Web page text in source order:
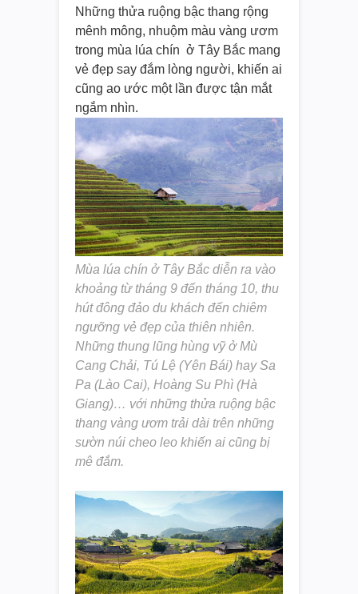
Những thửa ruộng bậc thang rộng
mênh mông, nhuộm màu vàng ươm
trong mùa lúa chín ở Tây Bắc mang
vẻ đẹp say đắm lòng người, khiến ai
cũng ao ước một lần được tận mắt
ngắm nhìn.
Mùa lúa chín ở Tây Bắc diễn ra vào
khoảng từ tháng 9 đến tháng 10, thu
hút đông đảo du khách đến chiêm
ngưỡng vẻ đẹp của thiên nhiên.
Những thung lũng hùng vỹ ở Mù
Cang Chải, Tú Lệ (Yên Bái) hay Sa
Pa (Lào Cai), Hoàng Su Phì (Hà
Giang)… với những thửa ruộng bậc
thang vàng ươm trải dài trên những
sườn núi cheo leo khiến ai cũng bị
mê đắm.